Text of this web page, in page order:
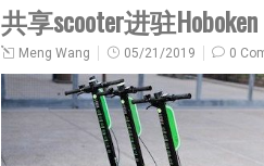
共享scooter进驻
Meng Wang 05/21/2019 0